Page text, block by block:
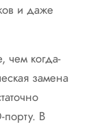
и даже
чем когда-
замена
порту. В